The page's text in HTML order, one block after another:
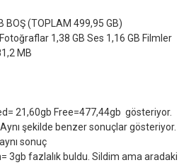
BOŞ (TOPLAM 499,95 GB)
1,38 GB Ses 1,16 GB Filmler
MB
21,60gb Free=477,44gb gösteriyor.
şekilde benzer sonuçlar gösteriyor.
sonuç
3gb fazlalık buldu. Sildim ama aradaki